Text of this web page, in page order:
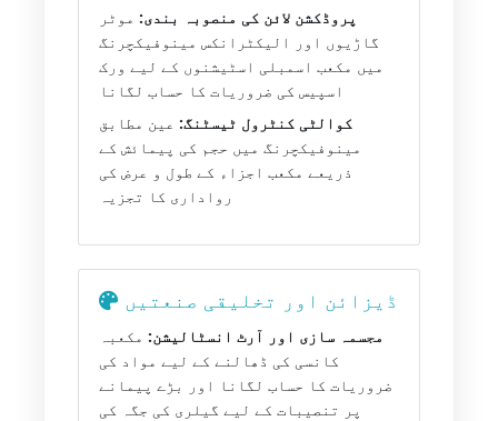
پروڈکشن لائن کی منصوبہ بندی: موٹر
گاڑیوں اور الیکٹرانکس مینوفیکچرنگ
میں مکعب اسمبلی اسٹیشنوں کے لیے ورک
اسپیس کی ضروریات کا حساب لگانا
کوالٹی کنٹرول ٹیسٹنگ: عین مطابق
مینوفیکچرنگ میں حجم کی پیمائش کے
ذریعے مکعب اجزاء کے طول و عرض کی
رواداری کا تجزیہ
ڈیزائن اور تخلیقی صنعتیں
مجسمہ سازی اور آرٹ انسٹالیشن: مکعبہ
کانسی کی ڈھالنے کے لیے مواد کی
ضروریات کا حساب لگانا اور بڑے پیمانے
پر تنصیبات کے لیے گیلری کی جگہ کی